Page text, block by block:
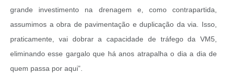
grande investimento na drenagem e, como contrapartida,
assumimos a obra de pavimentação e duplicação da via. Isso,
praticamente, vai dobrar a capacidade de tráfego da VM5,
eliminando esse gargalo que há anos atrapalha o dia a dia de
quem passa por aqui”.